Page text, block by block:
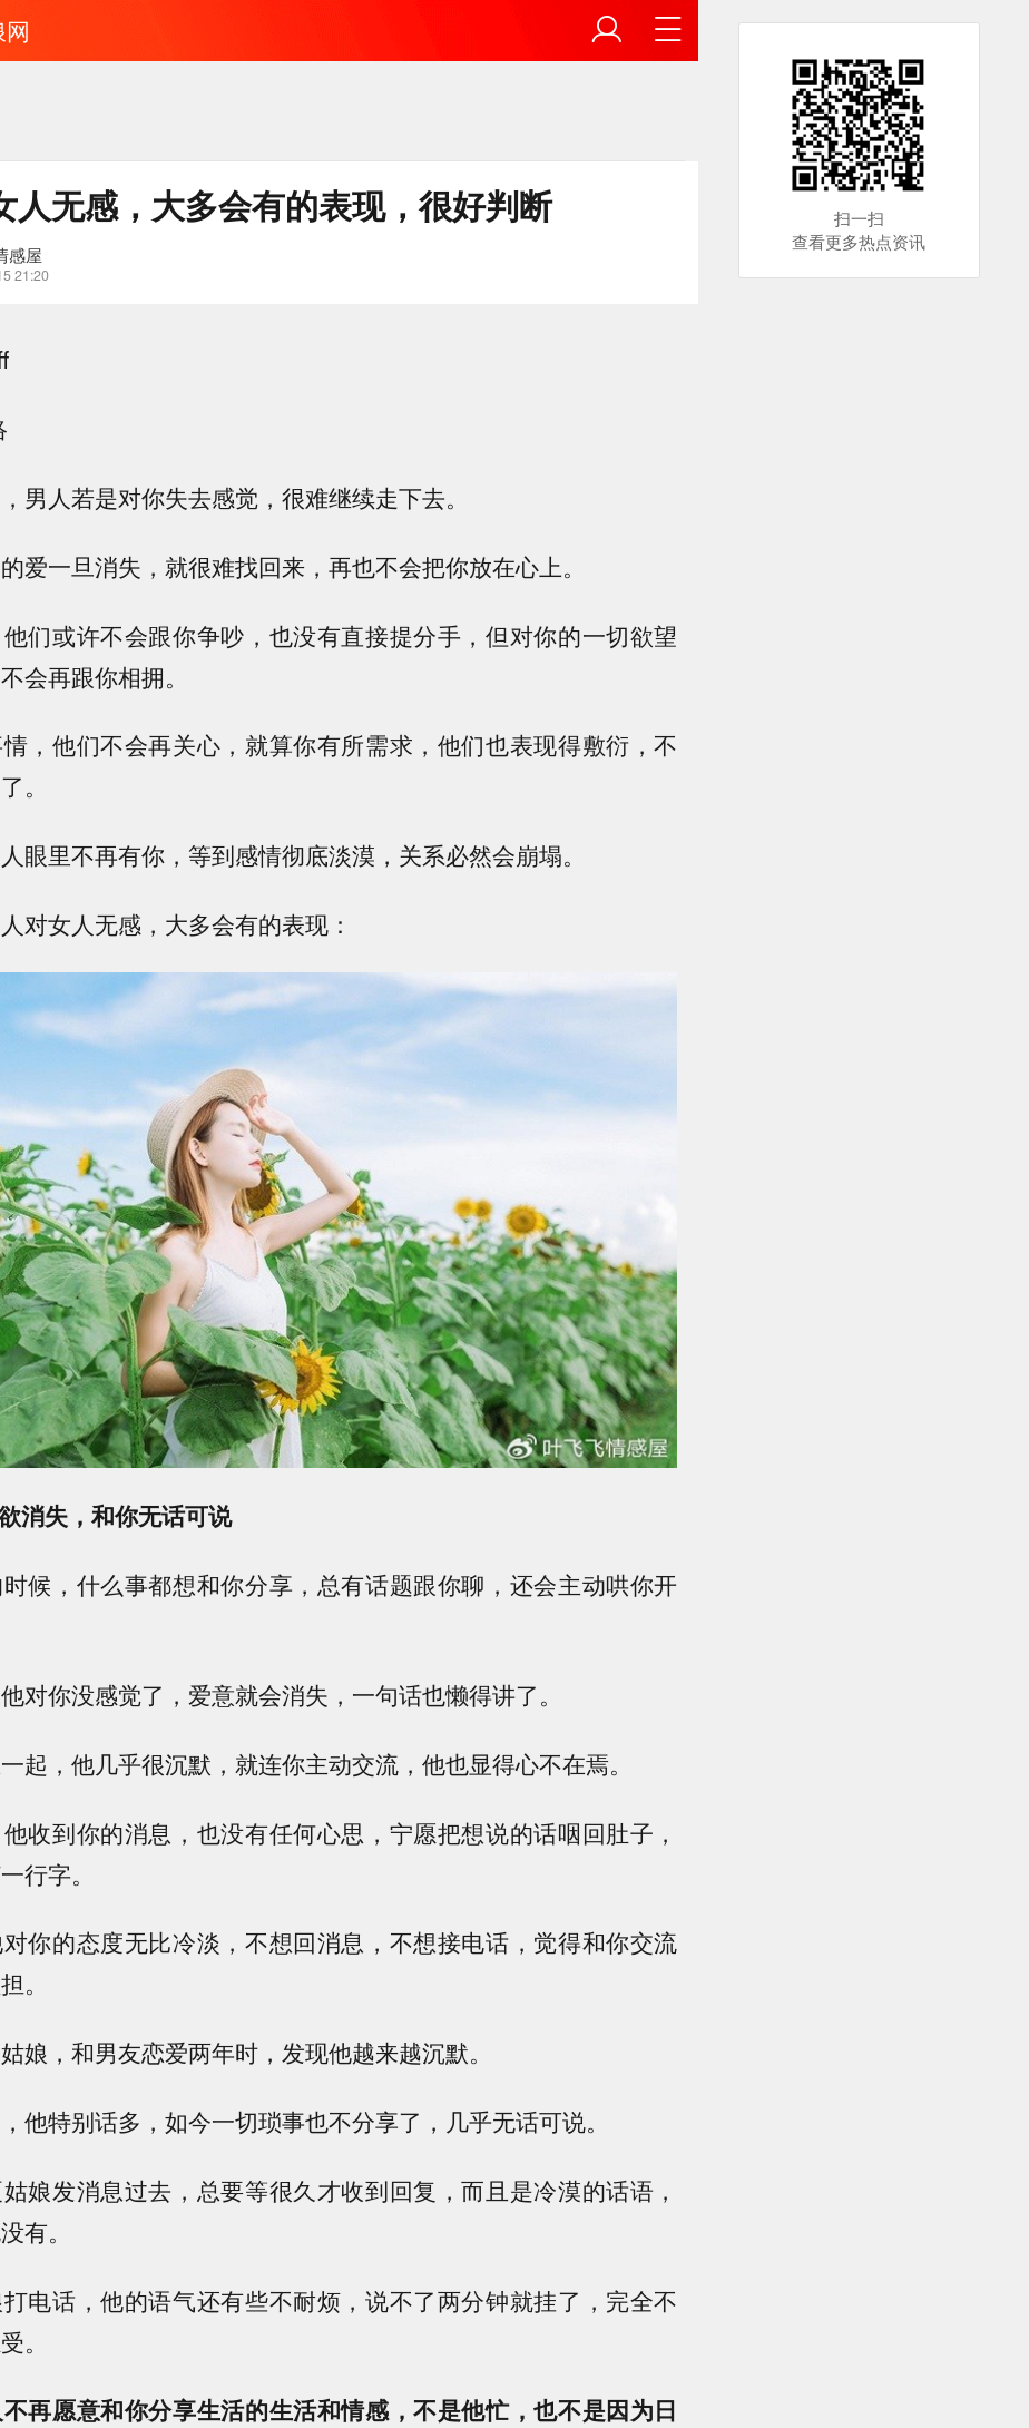
人无感，大多会有的表现，很好判断
感屋
21:20
男人若是对你失去感觉，很难继续走下去。
爱一旦消失，就很难找回来，再也不会把你放在心上。
们或许不会跟你争吵，也没有直接提分手，但对你的一切欲望
会再跟你相拥。
，他们不会再关心，就算你有所需求，他们也表现得敷衍，不
。
眼里不再有你，等到感情彻底淡漠，关系必然会崩塌。
对女人无感，大多会有的表现：
消失，和你无话可说
候，什么事都想和你分享，总有话题跟你聊，还会主动哄你开
对你没感觉了，爱意就会消失，一句话也懒得讲了。
起，他几乎很沉默，就连你主动交流，他也显得心不在焉。
收到你的消息，也没有任何心思，宁愿把想说的话咽回肚子，
行字。
你的态度无比冷淡，不想回消息，不想接电话，觉得和你交流
。
娘，和男友恋爱两年时，发现他越来越沉默。
他特别话多，如今一切琐事也不分享了，几乎无话可说。
娘发消息过去，总要等很久才收到回复，而且是冷漠的话语，
有。
电话，他的语气还有些不耐烦，说不了两分钟就挂了，完全不
。
再愿意和你分享生活的生活和情感，不是他忙，也不是因为日
扫一扫
查看更多热点资讯